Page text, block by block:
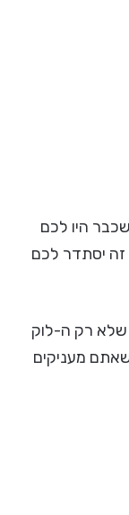
היו לכם
זה יסתדר לכם
שלא רק ה-לוק
מעניקים